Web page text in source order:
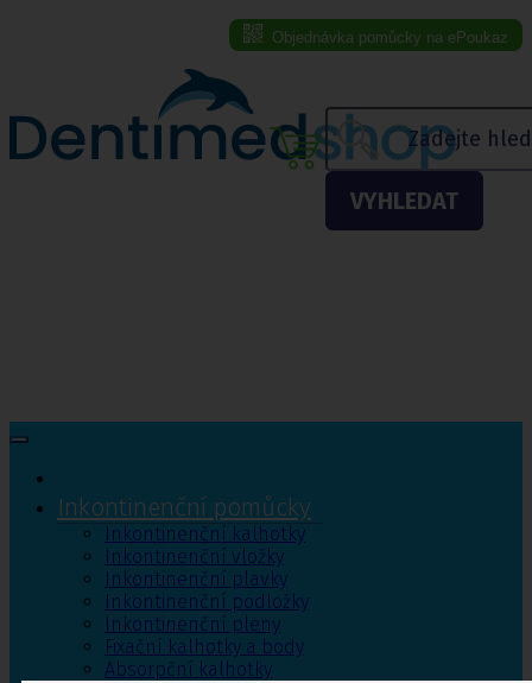
Objednávka pomůcky na ePoukaz
VYHLEDAT
Inkontinenční pomůcky
Inkontinenční kalhotky
Inkontinenční vložky
Inkontinenční plavky
Inkontinenční podložky
Inkontinenční pleny
Fixační kalhotky a body
Absorpční kalhotky